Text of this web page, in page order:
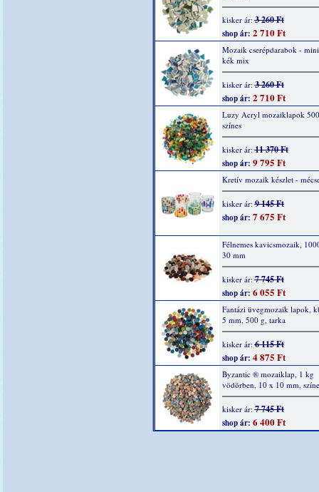
kisker ár:3 260 Ft
shop ár: 2 710 Ft
Mozaik cserépdarabok -
kék mix
kisker ár:3 260 Ft
shop ár: 2 710 Ft
Luzy Acryl mozaiklapok
színes
kisker ár:11 370 Ft
shop ár: 9 795 Ft
Kretív mozaik készlet -
kisker ár:9 145 Ft
shop ár: 7 675 Ft
Félnemes kavicsmozaik,
30 mm
kisker ár:7 745 Ft
shop ár: 6 055 Ft
Fantázi üvegmozaik lapok,
5 mm, 500 g, tarka
kisker ár:6 115 Ft
shop ár: 4 875 Ft
Byzantic ® mozaiklap, 1 kg
vödörben, 10 x 10 mm,
kisker ár:7 745 Ft
shop ár: 6 400 Ft